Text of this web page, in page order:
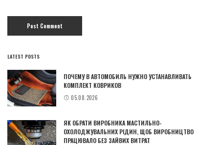
LATEST POSTS
ПОЧЕМУ В АВТОМОБИЛЬ НУЖНО УСТАНАВЛИВАТЬ
КОМПЛЕКТ КОВРИКОВ
05.08.2026
ЯК ОБРАТИ ВИРОБНИКА МАСТИЛЬНО-
ОХОЛОДЖУВАЛЬНИХ РІДИН, ЩОБ ВИРОБНИЦТВО
ПРАЦЮВАЛО БЕЗ ЗАЙВИХ ВИТРАТ